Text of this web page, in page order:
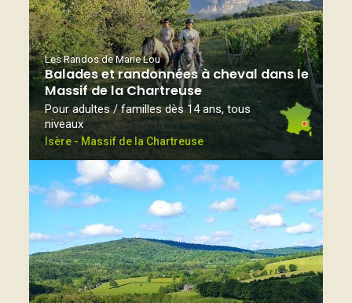
Les Randos de Marie Lou
Balades et randonnées à cheval dans le
Massif de la Chartreuse
Pour adultes / familles dès 14 ans, tous
niveaux
Isère - Massif de la Chartreuse